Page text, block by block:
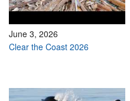
June 3, 2026
Clear the Coast 2026